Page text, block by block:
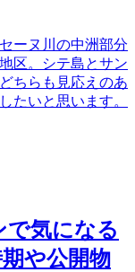
ーヌ川の中洲部分
区。シテ島とサン
ちらも見応えのあ
たいと思います。
気になる
や公開物